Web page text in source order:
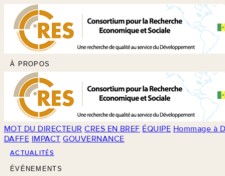
À PROPOS
MOT DU DIRECTEUR CRES EN BREF ÉQUIPE Hommage à
DAFFE IMPACT GOUVERNANCE
ACTUALITÉS
ÉVÉNEMENTS